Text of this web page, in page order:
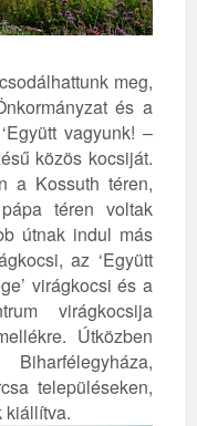
meg,
és a
vagyunk! –
közös kocsiját.
a Kossuth téren,
téren voltak
útnak indul más
az ‘Együtt
virágkocsi és a
virágkocsija
Útközben
településeken,
kiállítva.